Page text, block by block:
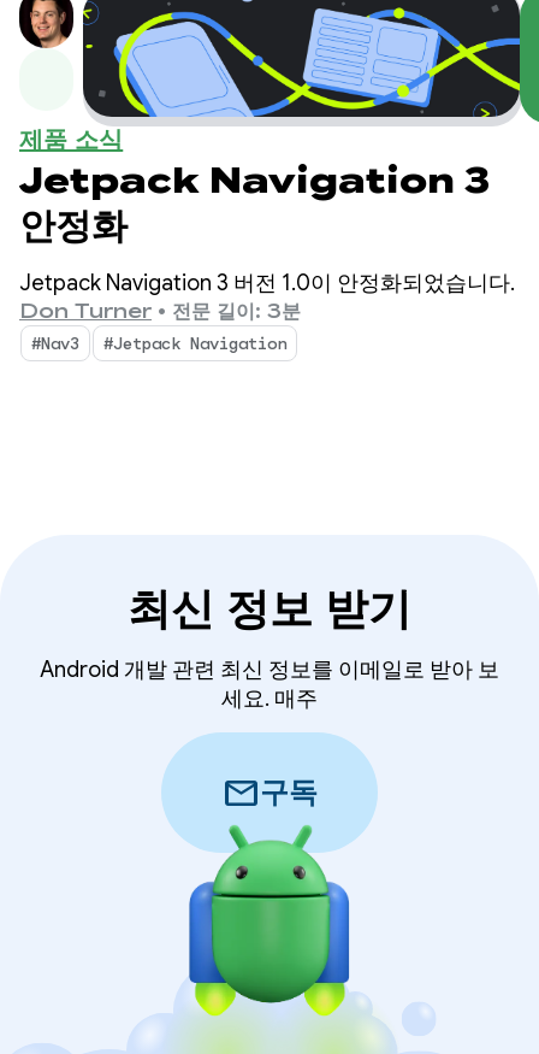
제품 소식
Jetpack Navigation 3
안정화
Jetpack Navigation 3 버전 1.0이 안정화되었습니다.
Don Turner • 전문 길이: 3분
#Nav3 #Jetpack Navigation
최신 정보 받기
Android 개발 관련 최신 정보를 이메일로 받아 보
세요. 매주
mail구독